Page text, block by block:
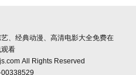
、经典动漫、高清电影大全免费在
看
All Rights Reserved